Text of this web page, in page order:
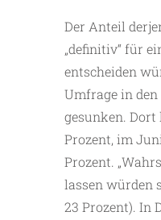
Der Anteil
„definitiv“ für
entscheiden
Umfrage in
gesunken.
Prozent, im
Prozent.
lassen würden
23 Prozent). In